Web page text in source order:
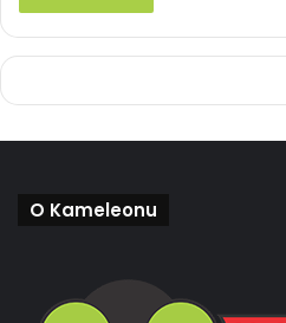
O Kameleonu